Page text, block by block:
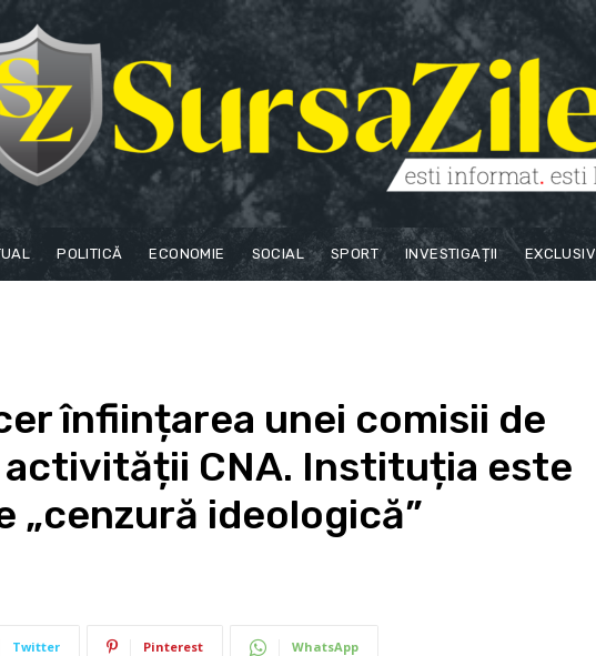
POLITICĂ ECONOMIE SOCIAL SPORT INVESTIGAȚII EXCLUSIV
înființarea unei comisii de
activității CNA. Instituția este
„cenzură ideologică”
Twitter Pinterest WhatsApp